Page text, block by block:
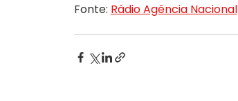
Fonte: Rádio Agência Nacional